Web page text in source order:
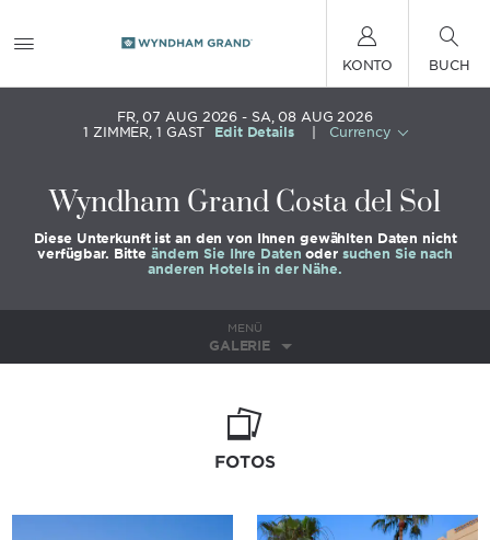
KONTO BUCH
FR, 07 AUG 2026
SA, 08 AUG 2026
1 ZIMMER, 1 GAST Edit Details Currency
Wyndham Grand Costa del Sol
Diese Unterkunft ist an den von Ihnen gewählten Daten nicht
verfügbar. Bitte ändern Sie Ihre Daten oder suchen Sie nach
anderen Hotels in der Nähe.
MENÜ
GALERIE
FOTOS